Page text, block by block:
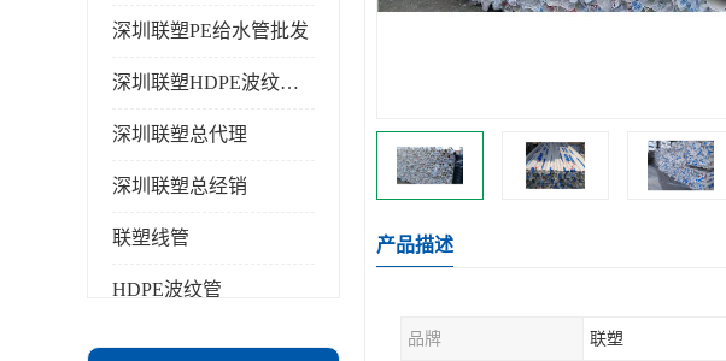
深圳联塑PE给水管批发
深圳联塑HDPE波纹管批发
深圳联塑总代理
深圳联塑总经销
联塑线管
HDPE波纹管
产品描述
品牌 联塑